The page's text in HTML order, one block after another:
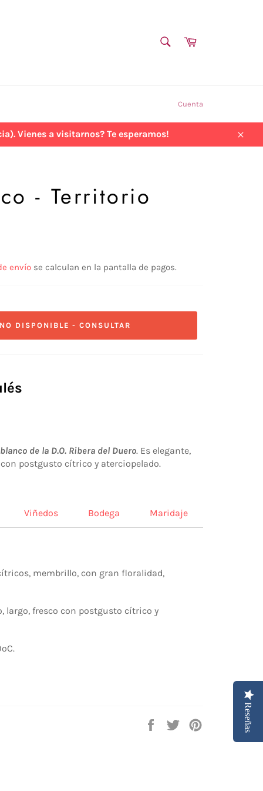
Carrito
Cuenta
Vienes a visitarnos? Te esperamos!
- Territorio
envío se calculan en la pantalla de pagos.
NO DISPONIBLE - CONSULTAR
de la D.O. Ribera del Duero. Es elegante,
postgusto cítrico y aterciopelado.
membrillo, con gran floralidad,
largo, fresco con postgusto cítrico y
Viñedos Bodega Maridaje
Compartir
Tuitear
Reseñas